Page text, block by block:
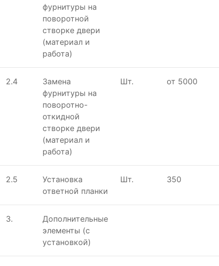
фурнитуры на
поворотной
створке двери
(материал и
работа)
2.4
Замена
фурнитуры на
поворотно-
откидной
створке двери
(материал и
работа)
Шт. от 5000
2.5
Установка
ответной планки
Шт. 350
3.
Дополнительные
элементы (с
установкой)